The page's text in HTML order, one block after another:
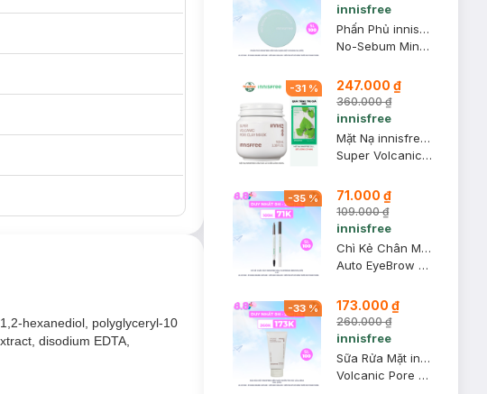
ứng, mẩn đỏ.
hexanediol, polyglyceryl-10
disodium EDTA,
innisfree
Phấn Phủ innisfree Kiềm Dầu Dạng Bột Khoáng 5g (Mới)
No-Sebum Mineral Powder
-31 % 247.000 ₫
360.000 ₫
innisfree
Mặt Nạ innisfree Chăm Sóc Lỗ Chân Lông 100ml
Super Volcanic Pore Clay Mask
-35% 71.000 ₫
109.000 ₫
innisfree
Chì Kẻ Chân Mày innisfree Màu 5 Expresso Brown (Mới) 0.3g
Auto EyeBrow Pencil
-33% 173.000 ₫
260.000 ₫
innisfree
Sữa Rửa Mặt innisfree Kiểm Soát Nhờn Tro Núi Lửa & BHA 150g (Mới)
Volcanic Pore BHA Cleansing Foam